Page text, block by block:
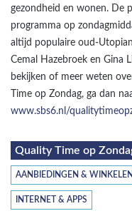
gezondheid en wonen. De
programma op
altijd populaire oud-
Cemal Hazebroek en Gina
bekijken of meer weten
Time op Zondag, ga dan
www.sbs6.nl/
Quality Time op
AANBIEDINGEN & WINKELEN
INTERNET & APPS